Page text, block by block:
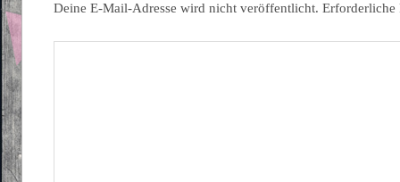
Deine E-Mail-Adresse wird nicht veröffentlicht.